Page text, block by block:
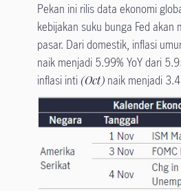
Pekan ini rilis data ekonomi
kebijakan suku bunga Fed akan
pasar. Dari domestik, inflasi
naik menjadi 5.99% YoY dari
inflasi inti(Oct)naik menjadi